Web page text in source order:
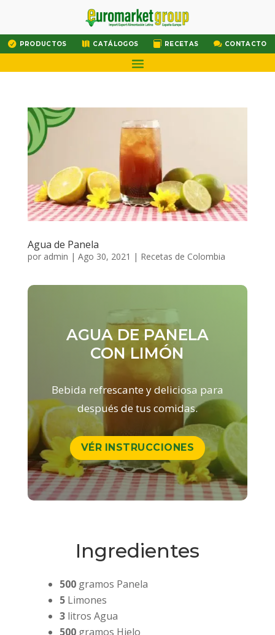
 PRODUCTOS  CATÁLOGOS  RECETAS  CONTACTO
Agua de Panela
por admin | Ago 30, 2021 | Recetas de Colombia
AGUA DE PANELA
CON LIMÓN
Bebida refrescante y deliciosa para
después de tus comidas.
VÉR INSTRUCCIONES
Ingredientes
500gramos Panela
5Limones
3litros Agua
500gramos Hielo